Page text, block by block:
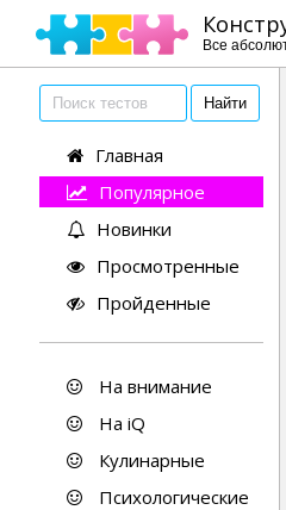
Все
Главная
Популярное
Новинки
Просмотренные
Пройденные
На внимание
На iQ
Кулинарные
Психологические